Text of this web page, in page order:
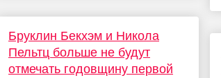
Бруклин Бекхэм и Никола
Пельтц больше не будут
отмечать годовщину первой